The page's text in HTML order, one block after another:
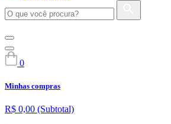
0
Minhas compras
R$ 0,00 (Subtotal)